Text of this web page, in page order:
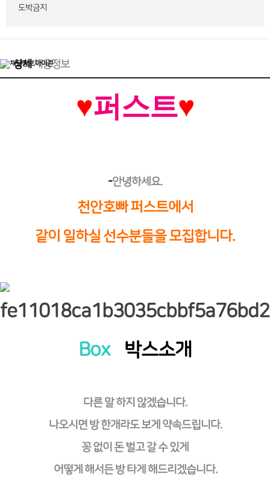
도박금지
상세채용정보
♥퍼스트♥
-안녕하세요.
천안호빠 퍼스트에서
같이 일하실 선수분들을 모집합니다.
Box 박스소개
다른 말 하지 않겠습니다.
나오시면 방 한개라도 보게 약속드립니다.
꽁 없이 돈 벌고 갈 수 있게
어떻게 해서든 방 타게 해드리겠습니다.